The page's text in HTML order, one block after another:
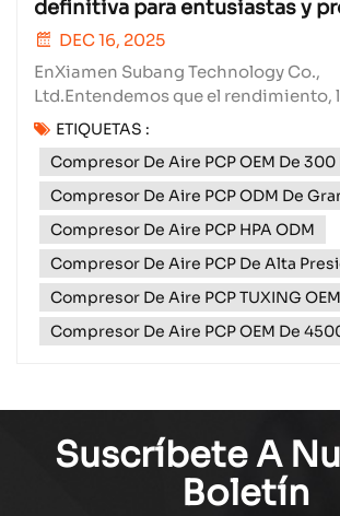
definitiva para entusiastas y
de las pistolas de aire
DEC 16, 2025
EnXiamen Subang Technology Co.,
Ltd.Entendemos que el rendimiento,
la fiabilidad son fundamentales para
de pistolas de aire comprimido,
paintball y profesionales del buceo. El
cualquier sistema de aire a alta
cilindro, y el PCP3...
ETIQUETAS :
Compresor De Aire PCP OEM De 300
Compresor De Aire PCP ODM De
Compresor De Aire PCP HPA ODM
Compresor De Aire PCP De Alta
Compresor De Aire PCP TUXING OEM
Compresor De Aire PCP OEM De
Suscríbete A
Boletín